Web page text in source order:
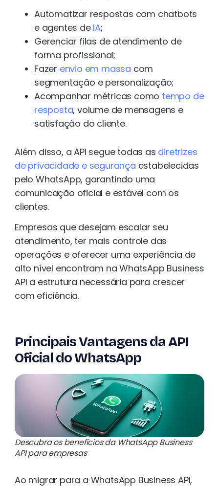
Automatizar respostas com chatbots
e agentes de IA;
Gerenciar filas de atendimento de
forma profissional;
Fazer envio em massa com
segmentação e personalização;
Acompanhar métricas como tempo de
resposta, volume de mensagens e
satisfação do cliente.
Além disso, a API segue todas as diretrizes
de privacidade e segurança estabelecidas
pelo WhatsApp, garantindo uma
comunicação oficial e estável com os
clientes.
Empresas que desejam escalar seu
atendimento, ter mais controle das
operações e oferecer uma experiência de
alto nível encontram na WhatsApp Business
API a estrutura necessária para crescer
com eficiência.
Principais Vantagens da API
Oficial do WhatsApp
Descubra os benefícios da WhatsApp Business
API para empresas
Ao migrar para a WhatsApp Business API,